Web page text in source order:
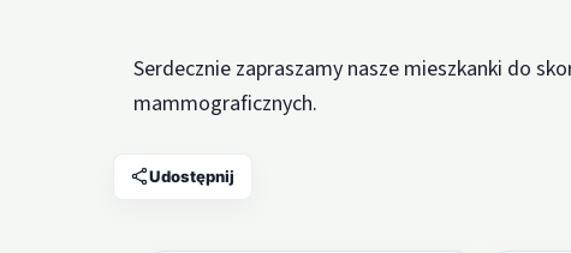
Serdecznie zapraszamy nasze mieszkanki do
mammograficznych.
Udostępnij